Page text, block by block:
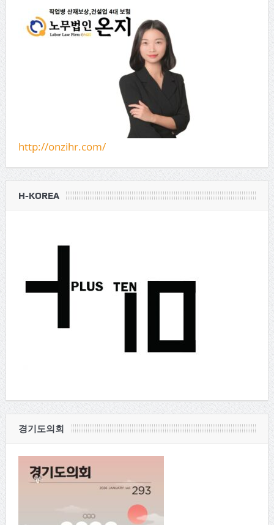
http://onzihr.com/
H-KOREA
경기도의회